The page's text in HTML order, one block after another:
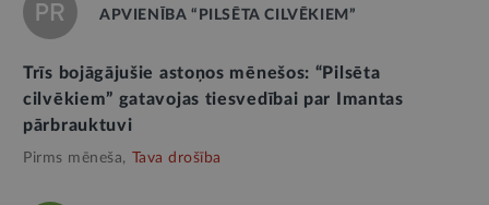
APVIENĪBA “PILSĒTA CILVĒKIEM”
Trīs bojāgājušie astoņos mēnešos: “Pilsēta
cilvēkiem” gatavojas tiesvedībai par Imantas
pārbrauktuvi
Pirms mēneša, Tava drošība